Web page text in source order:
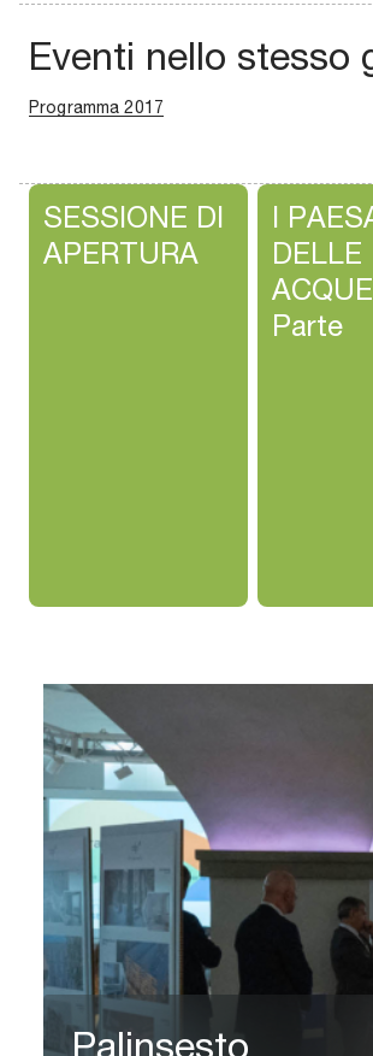
Eventi nello stesso
Programma 2017
SESSIONE DI
APERTURA
I
DELLE
Parte
Palinsesto